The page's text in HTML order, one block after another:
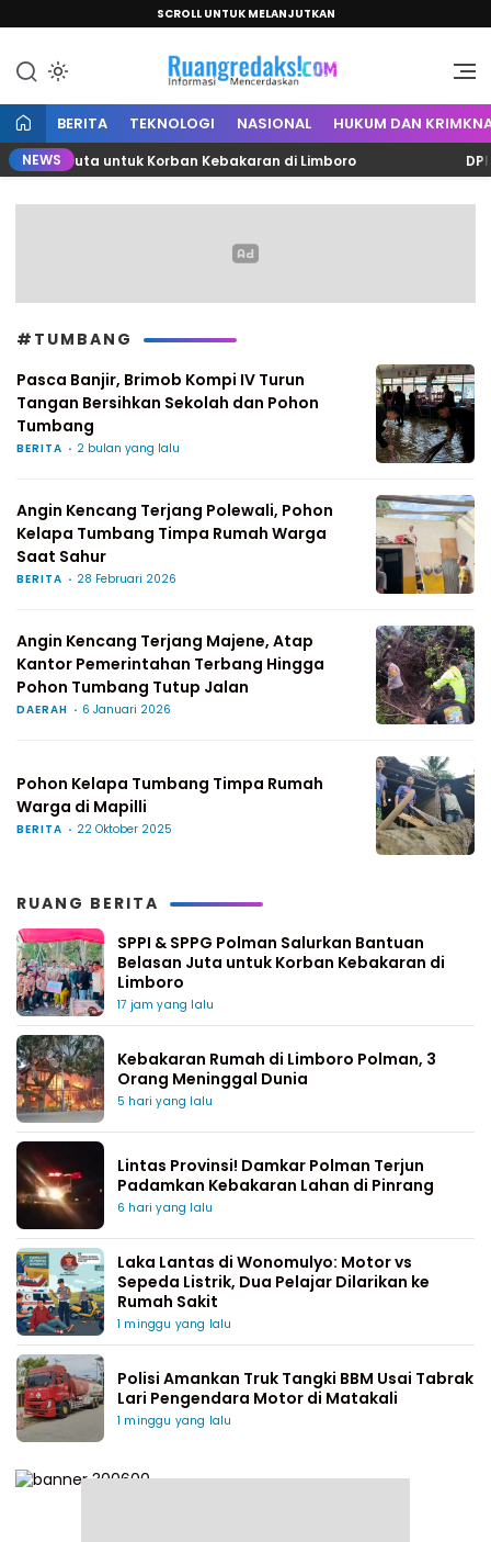
SCROLL UNTUK MELANJUTKAN
Ruang Redaksi
Informasi Mencerdaskan
BERITA TEKNOLOGI NASIONAL HUKUM DAN
NEWSJuta untuk Korban Kebakaran di Limboro
#TUMBANG
Pasca Banjir, Brimob Kompi IV Turun
Tangan Bersihkan Sekolah dan Pohon
Tumbang
BERITA 2 bulan yang lalu
Angin Kencang Terjang Polewali, Pohon
Kelapa Tumbang Timpa Rumah Warga
Saat Sahur
BERITA 28 Februari 2026
Angin Kencang Terjang Majene, Atap
Kantor Pemerintahan Terbang Hingga
Pohon Tumbang Tutup Jalan
DAERAH 6 Januari 2026
Pohon Kelapa Tumbang Timpa Rumah
Warga di Mapilli
BERITA 22 Oktober 2025
RUANG BERITA
SPPI & SPPG Polman Salurkan Bantuan
Belasan Juta untuk Korban Kebakaran di
Limboro
17 jam yang lalu
Kebakaran Rumah di Limboro Polman, 3
Orang Meninggal Dunia
5 hari yang lalu
Lintas Provinsi! Damkar Polman Terjun
Padamkan Kebakaran Lahan di Pinrang
6 hari yang lalu
Laka Lantas di Wonomulyo: Motor vs
Sepeda Listrik, Dua Pelajar Dilarikan ke
Rumah Sakit
1 minggu yang lalu
Polisi Amankan Truk Tangki BBM Usai Tabrak
Lari Pengendara Motor di Matakali
1 minggu yang lalu